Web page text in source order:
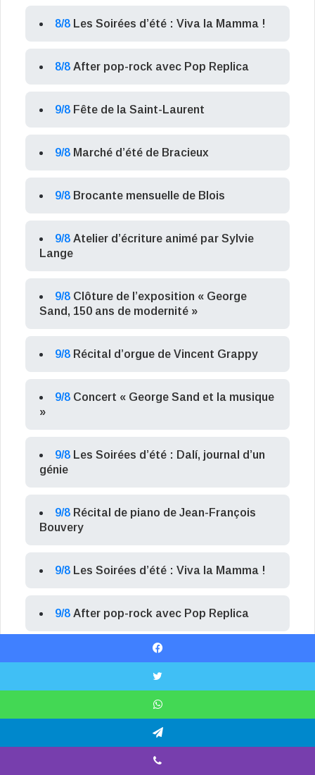
8/8 Les Soirées d’été : Viva la Mamma !
8/8 After pop-rock avec Pop Replica
9/8 Fête de la Saint-Laurent
9/8 Marché d’été de Bracieux
9/8 Brocante mensuelle de Blois
9/8 Atelier d’écriture animé par Sylvie
Lange
9/8 Clôture de l’exposition « George
Sand, 150 ans de modernité »
9/8 Récital d’orgue de Vincent Grappy
9/8 Concert « George Sand et la musique
»
9/8 Les Soirées d’été : Dalí, journal d’un
génie
9/8 Récital de piano de Jean-François
Bouvery
9/8 Les Soirées d’été : Viva la Mamma !
9/8 After pop-rock avec Pop Replica
Facebook
X
WhatsApp
Telegram